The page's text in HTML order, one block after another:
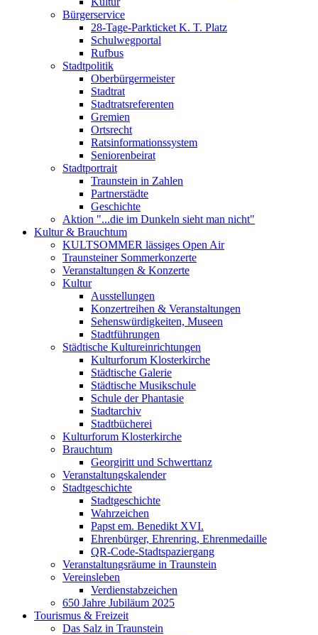
Bürgerservice
28-Tage-Parkticket K. T. Platz
Schulwegportal
Rufbus
Stadtpolitik
Oberbürgermeister
Stadtrat
Stadtratsreferenten
Gremien
Ortsrecht
Ratsinformationssystem
Seniorenbeirat
Stadtportrait
Traunstein in Zahlen
Partnerstädte
Geschichte
Aktion "...die im Dunkeln sieht man nicht"
Kultur & Brauchtum
KULTSOMMER lässiges Open Air
Traunsteiner Sommerkonzerte
Veranstaltungen & Konzerte
Kultur
Ausstellungen
Konzertreihen & Veranstaltungen
Sehenswürdigkeiten, Museen
Stadtführungen
Städtische Kultureinrichtungen
Kulturforum Klosterkirche
Städtische Galerie
Städtische Musikschule
Schule der Phantasie
Stadtarchiv
Stadtbücherei
Kulturforum Klosterkirche
Brauchtum
Georgiritt und Schwerttanz
Veranstaltungskalender
Stadtgeschichte
Stadtgeschichte
Wahrzeichen
Papst em. Benedikt XVI.
Ehrenbürger, Ehrenring, Ehrenmedaille
QR-Code-Stadtspaziergang
Veranstaltungsräume in Traunstein
Vereinsleben
Verdienstabzeichen
650 Jahre Jubiläum 2025
Tourismus & Freizeit
Das Salz in Traunstein